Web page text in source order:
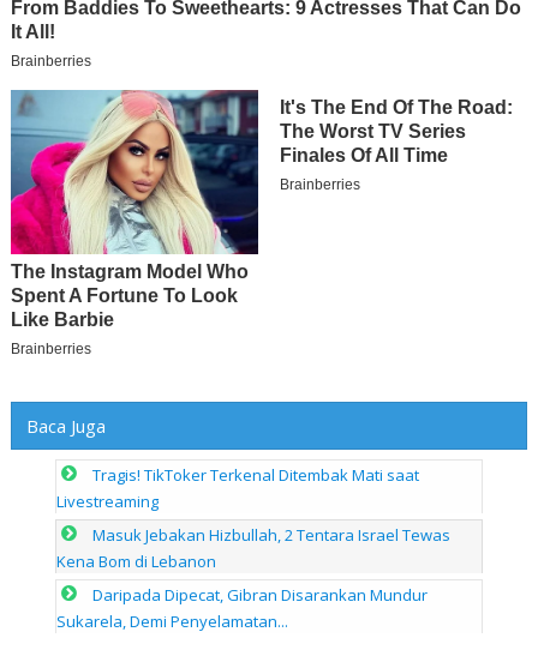
Baca Juga
Tragis! TikToker Terkenal Ditembak Mati saat
Livestreaming
Masuk Jebakan Hizbullah, 2 Tentara Israel Tewas
Kena Bom di Lebanon
Daripada Dipecat, Gibran Disarankan Mundur
Sukarela, Demi Penyelamatan...